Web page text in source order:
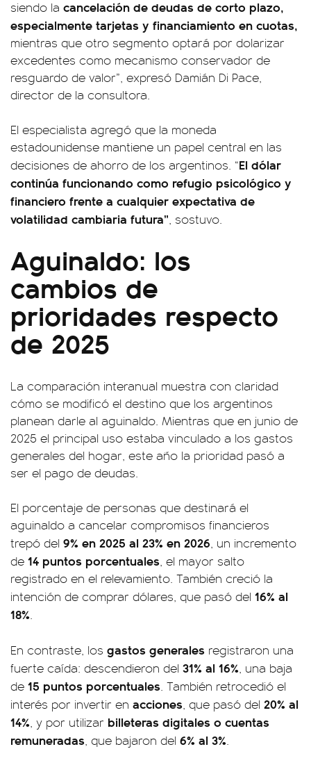
siendo la cancelación de deudas de corto plazo,
especialmente tarjetas y financiamiento en cuotas,
mientras que otro segmento optará por dolarizar
excedentes como mecanismo conservador de
resguardo de valor”, expresó Damián Di Pace,
director de la consultora.
El especialista agregó que la moneda
estadounidense mantiene un papel central en las
decisiones de ahorro de los argentinos. “El dólar
continúa funcionando como refugio psicológico y
financiero frente a cualquier expectativa de
volatilidad cambiaria futura”, sostuvo.
Aguinaldo: los
cambios de
prioridades respecto
de 2025
La comparación interanual muestra con claridad
cómo se modificó el destino que los argentinos
planean darle al aguinaldo. Mientras que en junio de
2025 el principal uso estaba vinculado a los gastos
generales del hogar, este año la prioridad pasó a
ser el pago de deudas.
El porcentaje de personas que destinará el
aguinaldo a cancelar compromisos financieros
trepó del 9% en 2025 al 23% en 2026, un incremento
de 14 puntos porcentuales, el mayor salto
registrado en el relevamiento. También creció la
intención de comprar dólares, que pasó del 16% al
18%.
En contraste, los gastos generales registraron una
fuerte caída: descendieron del 31% al 16%, una baja
de 15 puntos porcentuales. También retrocedió el
interés por invertir en acciones, que pasó del 20% al
14%, y por utilizar billeteras digitales o cuentas
remuneradas, que bajaron del 6% al 3%.